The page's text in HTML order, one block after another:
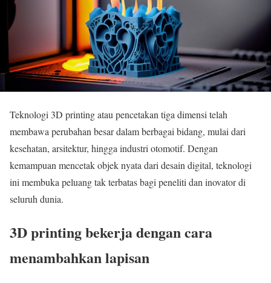
Teknologi 3D printing atau pencetakan tiga dimensi telah
membawa perubahan besar dalam berbagai bidang, mulai dari
kesehatan, arsitektur, hingga industri otomotif. Dengan
kemampuan mencetak objek nyata dari desain digital, teknologi
ini membuka peluang tak terbatas bagi peneliti dan inovator di
seluruh dunia.
3D printing bekerja dengan cara
menambahkan lapisan